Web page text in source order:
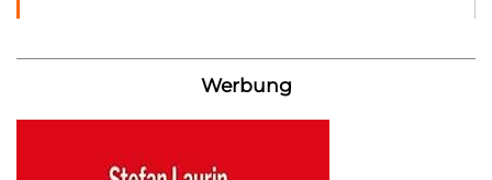
Werbung